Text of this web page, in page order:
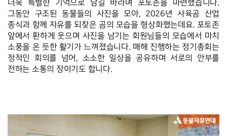
더욱 특별한 기억으로 남길 바라며 포토존을 마련했습니다.
그동안 구조된 동물들의 사진을 모아, 2026년 사육곰 산업
종식과 함께 자유를 되찾은 곰의 모습을 형상화했는데요. 포토존
앞에서 환하게 웃으며 사진을 남기는 회원님들의 모습에서 마치
소풍을 온 듯한 활기가 느껴졌습니다. 매해 진행하는 정기총회는
정적인 회의를 넘어, 소소한 일상을 공유하며 서로의 안부를
전하는 소통의 장이기도 합니다.